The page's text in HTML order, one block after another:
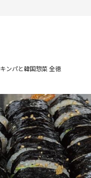
キンパと韓国惣菜 全徳